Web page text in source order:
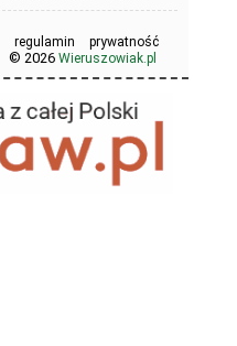
regulamin
prywatność
© 2026 Wieruszowiak.pl